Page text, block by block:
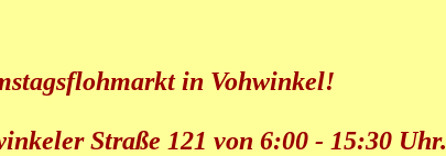
in Vohwinkel!
Straße 121 von 6:00 - 15:30 Uhr.